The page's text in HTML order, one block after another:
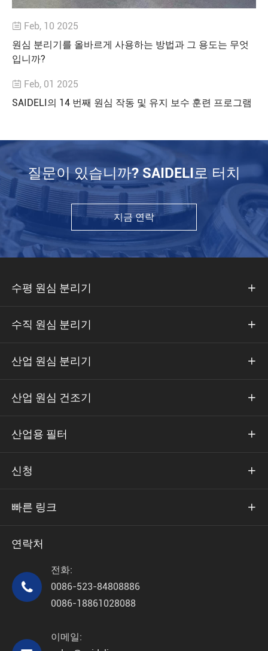
 Feb, 10 2025
원심 분리기를 올바르게 사용하는 방법과 그 용도는 무엇
입니까?
 Feb, 01 2025
SAIDELI의 14 번째 원심 작동 및 유지 보수 훈련 프로그램
질문이 있습니까? SAIDELI로 터치
지금 연락
수평 원심 분리기 
수직 원심 분리기 
산업 원심 분리기 
산업 원심 건조기 
산업용 필터 
신청 
빠른 링크 
연락처

전화:
0086-523-84808886
0086-18861028088
이메일: